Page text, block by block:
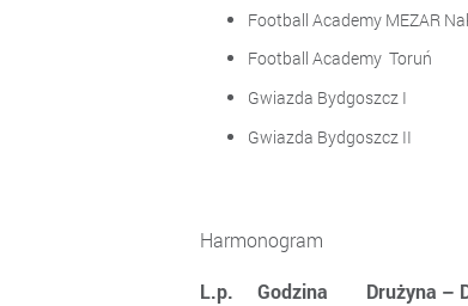
Football Academy
Football
Gwiazda
Gwiazda
Harmonogram
L.p. Godzina